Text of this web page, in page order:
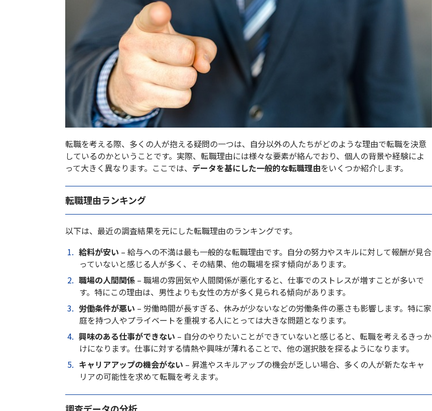
転職を考える際、多くの人が抱える疑問の一つは、自分以外の人たちがどのような理由で転職を決意
しているのかということです。実際、転職理由には様々な要素が絡んでおり、個人の背景や経験によ
って大きく異なります。ここでは、 データを基にした一般的な転職理由をいくつか紹介します。
転職理由ランキング
以下は、最近の調査結果を元にした転職理由のランキングです。
給料が安い – 給与への不満は最も一般的な転職理由です。自分の努力やスキルに対して報酬が見合
っていないと感じる人が多く、その結果、他の職場を探す傾向があります。
職場の人間関係 – 職場の雰囲気や人間関係が悪化すると、仕事でのストレスが増すことが多いで
す。特にこの理由は、男性よりも女性の方が多く見られる傾向があります。
労働条件が悪い – 労働時間が長すぎる、休みが少ないなどの労働条件の悪さも影響します。特に家
庭を持つ人やプライベートを重視する人にとっては大きな問題となります。
興味のある仕事ができない – 自分のやりたいことができていないと感じると、転職を考えるきっか
けになります。仕事に対する情熱や興味が薄れることで、他の選択肢を探るようになります。
キャリアアップの機会がない – 昇進やスキルアップの機会が乏しい場合、多くの人が新たなキャ
リアの可能性を求めて転職を考えます。
調査データの分析